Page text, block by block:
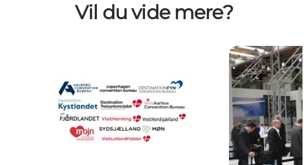
Vil du vide mere?
Kontakt